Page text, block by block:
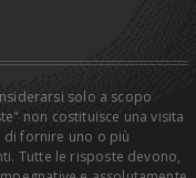
solo a scopo
non costituisce una visita
di fornire uno o più
Tutte le risposte devono,